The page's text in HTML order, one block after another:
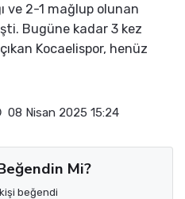
ve 2-1 mağlup olunan
Bugüne kadar 3 kez
Kocaelispor, henüz
08 Nisan 2025 15:24
Mi?
beğendi